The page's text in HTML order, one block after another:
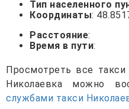
Тип населенного
Координаты:
Расстояние:
Время в пути:
Просмотреть все такси
Николаевка можно
службами такси